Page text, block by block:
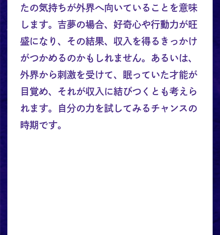
たの気持ちが外界へ向いていることを意味
します。吉夢の場合、好奇心や行動力が旺
盛になり、その結果、収入を得るきっかけ
がつかめるのかもしれません。あるいは、
外界から刺激を受けて、眠っていた才能が
目覚め、それが収入に結びつくとも考えら
れます。自分の力を試してみるチャンスの
時期です。